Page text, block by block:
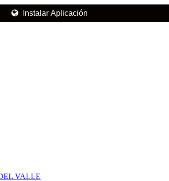
Instalar Aplicación
VALLE